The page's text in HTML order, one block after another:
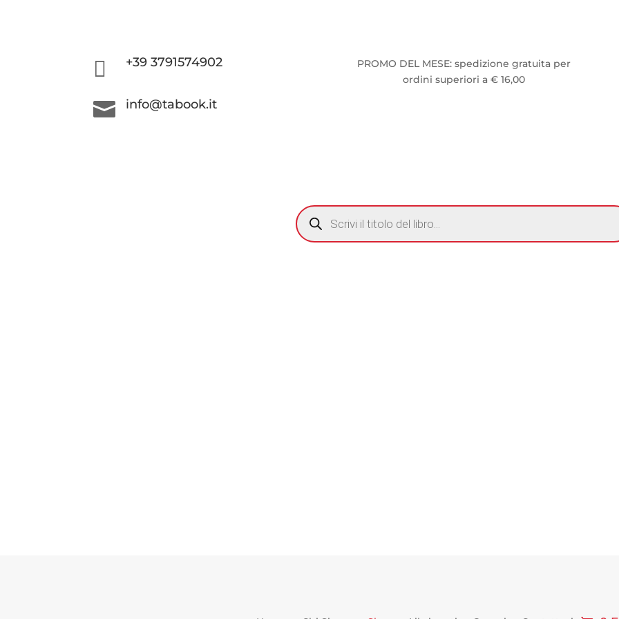
 +39 3791574902
 info@tabook.it
PROMO DEL MESE: spedizione gratuita per
ordini superiori a € 16,00
RICERCA
PRODOTTI